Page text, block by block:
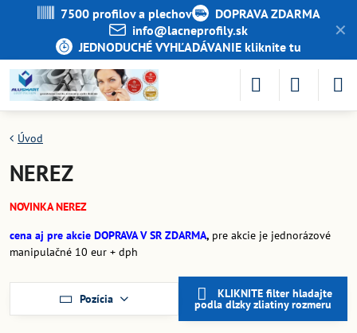
✕
7500 profilov a plechov
DOPRAVA ZDARMA
info​@lacneprofily​.sk
JEDNODUCHÉ VYHĽADÁVANIE kliknite tu
Úvod
NEREZ
NOVINKA NEREZ
cena aj pre akcie DOPRAVA V SR ZDARMA, pre akcie je jednorázové
manipulačné 10 eur + dph
Pozícia KLIKNITE filter hladajte
podla dlzky zliatiny rozmeru